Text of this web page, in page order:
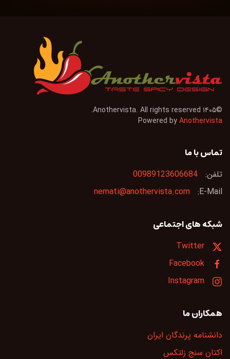
©۱۴۰۵
Powered byAnothervista
تماس با ما
تلفن: 00989123606684
E-Mail:
nemati@anothervista.com
شبکه های اجتماعی
Twitter
Facebook
Instagram
همکاران ما
دانشنامه پرندگان ایران
اکتان سنج زلتکس